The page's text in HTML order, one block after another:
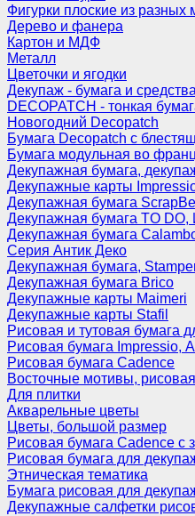
Фигурки плоские из
Дерево и фанера
Картон и МДФ
Металл
Цветочки и ягодки
Декупаж - бумага и средства
DECOPATCH - тонкая
Новогодний Decopatch
Бумага Decopatch с
Бумага модульная во
Декупажная бумага,
Декупажные карты
Декупажная бумага
Декупажная бумага TO DO,
Декупажная бумага
Серия Антик Деко
Декупажная бумага,
Декупажная бумага Brico
Декупажные карты Maimeri
Декупажные карты Stafil
Рисовая и тутовая бумага
Рисовая бумага Impressio,
Рисовая бумага Cadence
Восточные мотивы,
Для плитки
Акварельные цветы
Цветы, большой размер
Рисовая бумага Cadence c
Рисовая бумага для
Этническая тематика
Бумага рисовая для
Декупажные салфетки